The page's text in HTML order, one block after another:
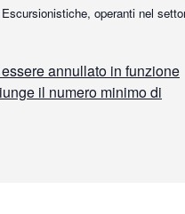
operanti nel
annullato in funzione
il numero minimo di